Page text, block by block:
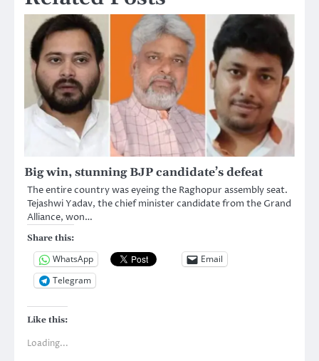
Big win, stunning BJP candidate’s defeat
The entire country was eyeing the Raghopur assembly seat.
Tejashwi Yadav, the chief minister candidate from the Grand
Alliance, won…
Share this:
WhatsApp
Email
Telegram
Like this:
Loading...